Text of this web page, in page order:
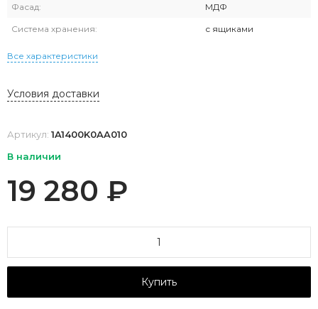
Фасад: МДФ
Система хранения: с ящиками
Все характеристики
Условия доставки
Артикул: 1A1400K0AA010
В наличии
19 280 ₽
Купить